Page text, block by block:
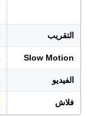
التقريب
Slow Motion
الفيديو
فلاش